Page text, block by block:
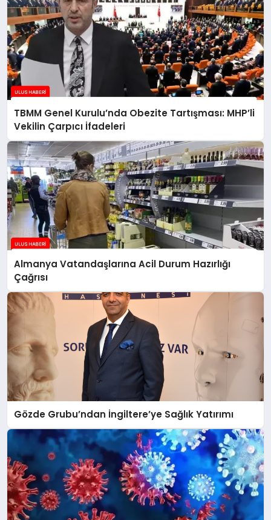
TBMM Genel Kurulu’nda Obezite Tartışması: MHP’li
Vekilin Çarpıcı İfadeleri
Almanya Vatandaşlarına Acil Durum Hazırlığı
Çağrısı
Gözde Grubu’ndan İngiltere’ye Sağlık Yatırımı